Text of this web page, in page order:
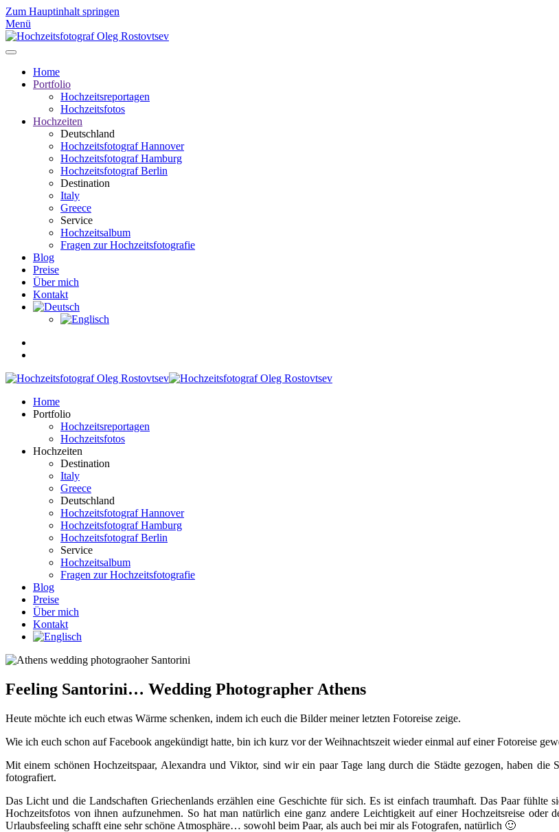
Zum Hauptinhalt springen
Menü
Home
Portfolio
Hochzeitsreportagen
Hochzeitsfotos
Hochzeiten
Deutschland
Hochzeitsfotograf Hannover
Hochzeitsfotograf Hamburg
Hochzeitsfotograf Berlin
Destination
Italy
Greece
Service
Hochzeitsalbum
Fragen zur Hochzeitsfotografie
Blog
Preise
Über mich
Kontakt
Home
Portfolio
Hochzeitsreportagen
Hochzeitsfotos
Hochzeiten
Destination
Italy
Greece
Deutschland
Hochzeitsfotograf Hannover
Hochzeitsfotograf Hamburg
Hochzeitsfotograf Berlin
Service
Hochzeitsalbum
Fragen zur Hochzeitsfotografie
Blog
Preise
Über mich
Kontakt
Feeling Santorini… Wedding Photographer Athens
Heute möchte ich euch etwas Wärme schenken, indem ich euch die Bilder meiner letzten Fotoreise zeige.
Wie ich euch schon auf Facebook angekündigt hatte, bin ich kurz vor der Weihnachtszeit wieder einmal auf einer Fotoreise
Mit einem schönen Hochzeitspaar, Alexandra und Viktor, sind wir ein paar Tage lang durch die Städte gezogen, haben die
fotografiert.
Das Licht und die Landschaften Griechenlands erzählen eine Geschichte für sich. Es ist einfach traumhaft. Das Paar
Hochzeitsfotos von ihnen aufzunehmen. So hat man natürlich eine ganz andere Leichtigkeit auf einer Hochzeitsreise
Urlaubsfeeling schafft eine sehr schöne Atmosphäre… sowohl beim Paar, als auch bei mir als Fotografen, natürlich 🙂